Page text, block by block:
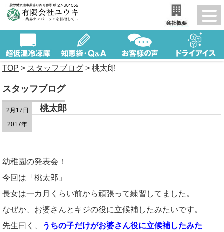
TOP > スタッフブログ > 桃太郎
スタッフブログ
2月17日
2017年
桃太郎
幼稚園の発表会！
今回は「桃太郎」
長女は一カ月くらい前から頑張って練習してました。
なぜか、お婆さんとキジの役に立候補したみたいです。
先生曰く、
うちの子だけがお婆さん役に立候補したみた